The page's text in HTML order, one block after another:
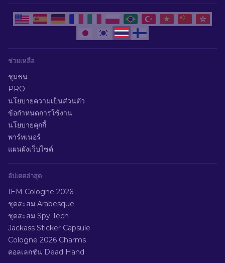
ช่วยเหลือ
ชุมชน
PRO
นโยบายความเป็นส่วนตัว
ข้อกำหนดการใช้งาน
นโยบายคุกกี้
พาร์ทเนอร์
แผนผังเว็บไซต์
อัปเดตล่าสุด
IEM Cologne 2026
ชุดสะสม Arabesque
ชุดสะสม Spy Tech
Jackass Sticker Capsule
Cologne 2026 Charms
คอลเลกชัน Dead Hand